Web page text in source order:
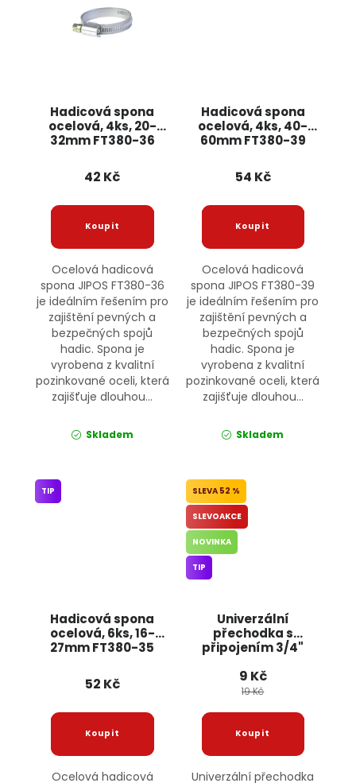
Hadicová spona
ocelová, 4ks, 20-
32mm FT380-36
42 Kč
Ocelová hadicová
spona JIPOS FT380-36
je ideálním řešením pro
zajištění pevných a
bezpečných spojů
hadic. Spona je
vyrobena z kvalitní
pozinkované oceli, která
zajišťuje dlouhou...
Skladem
Hadicová spona
ocelová, 4ks, 40-
60mm FT380-39
54 Kč
Ocelová hadicová
spona JIPOS FT380-39
je ideálním řešením pro
zajištění pevných a
bezpečných spojů
hadic. Spona je
vyrobena z kvalitní
pozinkované oceli, která
zajišťuje dlouhou...
Skladem
Hadicová spona
ocelová, 6ks, 16-
27mm FT380-35
TIP
52 Kč
Ocelová hadicová
Univerzální
přechodka s
připojením 3/4"
52 %
SLEVOAKCE
NOVINKA
TIP
9 Kč
19 Kč
Univerzální přechodka